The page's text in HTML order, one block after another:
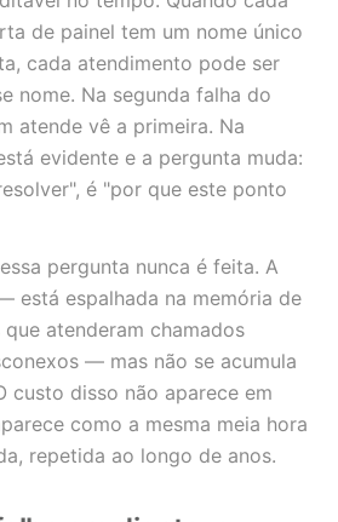
de painel tem um nome único
cada atendimento pode ser
nome. Na segunda falha do
atende vê a primeira. Na
evidente e a pergunta muda:
é "por que este ponto
pergunta nunca é feita. A
está espalhada na memória de
atenderam chamados
— mas não se acumula
custo disso não aparece em
como a mesma meia hora
repetida ao longo de anos.